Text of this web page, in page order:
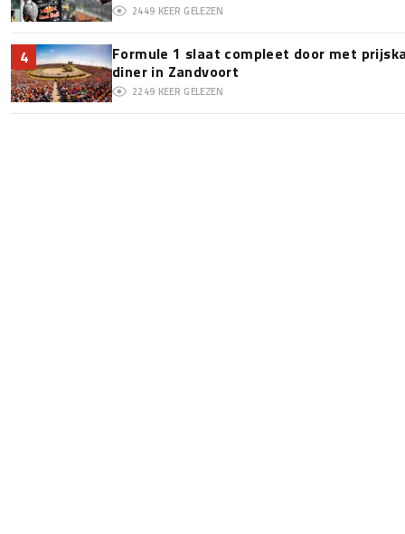
2449 KEER GELEZEN
4
Formule 1 slaat compleet door met
diner in Zandvoort
2249 KEER GELEZEN